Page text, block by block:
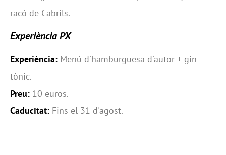
racó de Cabrils.
Experiència PX
Experiència: Menú d'hamburguesa d'autor + gin
tònic.
Preu: 10 euros.
Caducitat: Fins el 31 d'agost.